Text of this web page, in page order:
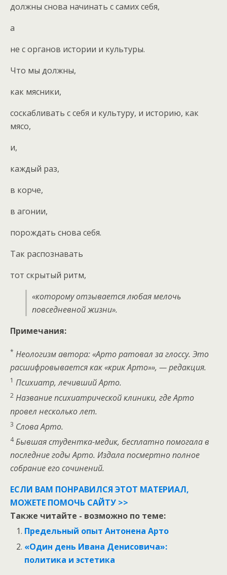
должны снова начинать с самих себя,
а
не с органов истории и культуры.
Что мы должны,
как мясники,
соскабливать с себя и культуру, и историю, как
мясо,
и,
каждый раз,
в корче,
в агонии,
порождать снова себя.
Так распознавать
тот скрытый ритм,
«которому отзывается любая мелочь
повседневной жизни».
Примечания:
* Неологизм автора: «Арто ратовал за глоссу. Это
расшифровывается как «крик Арто»», — редакция.
1 Психиатр, лечивший Арто.
2 Название психиатрической клиники, где Арто
провел несколько лет.
3 Слова Арто.
4 Бывшая студентка-медик, бесплатно помогала в
последние годы Арто. Издала посмертно полное
собрание его сочинений.
ЕСЛИ ВАМ ПОНРАВИЛСЯ ЭТОТ МАТЕРИАЛ,
МОЖЕТЕ ПОМОЧЬ САЙТУ >>
Также читайте - возможно по теме:
Предельный опыт Антонена Арто
«Один день Ивана Денисовича»:
политика и эстетика